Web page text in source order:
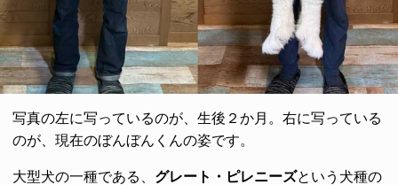
写真の左に写っているのが、生後２か月。右に写っている
のが、現在のぼんぼんくんの姿です。
大型犬の一種である、 グレート・ピレニーズという犬種の